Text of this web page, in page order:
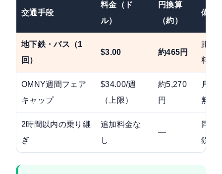
交通手段
料金（ド
ル）
円換算
（約）
備考
地下鉄・バス（1
回）
$3.00 約465円
距離
料金
OMNY週間フェア
キャップ
$34.00/週
（上限）
約5,270
円
月〜
無料
2時間以内の乗り継
ぎ
追加料金な
し
—
同一
鉄↔